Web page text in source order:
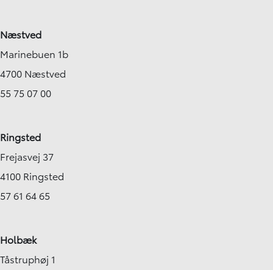
Næstved
Marinebuen 1b
4700 Næstved
55 75 07 00
Ringsted
Frejasvej 37
4100 Ringsted
57 61 64 65
Holbæk
Tåstruphøj 1